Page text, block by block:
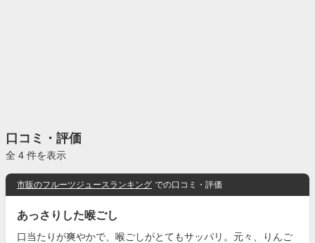
口コミ・評価
全 4 件を表示
市販のフルーツジュースランキング での口コミ・評価
あっさりした喉ごし
口当たりが爽やかで、喉ごしがとてもサッパリ。元々、りんご